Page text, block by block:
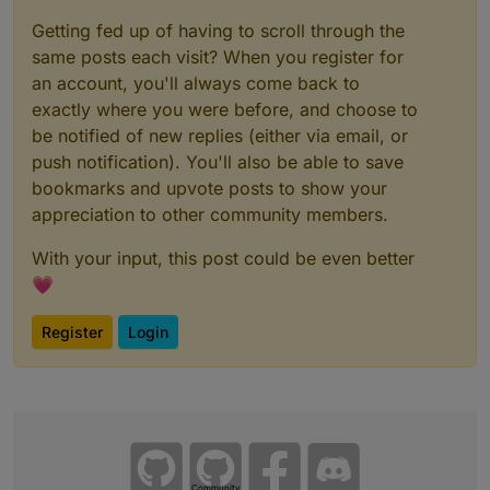
Der grüne Balken ganz unten im Diagramm
zeigt an, wann E3DC von extern gesteuert
wurde, also vom Skript.
Bei stark schwankender PV-Leistung oder
wenn die PV-Leistung geringer ist als die
berechnete Ladeleistung wir die Regelung
E3DC überlassen, da man mit einem Skript von
schnell reagieren kann.
Du kannst ja mal bei dir auch die Objekt-ID
e3dc-rscp.0.EMS.STATUS_7
Getting fed up of having to scroll through the
same posts each visit? When you register for
an account, you'll always come back to
exactly where you were before, and choose to
be notified of new replies (either via email, or
push notification). You'll also be able to save
bookmarks and upvote posts to show your
appreciation to other community members.
With your input, this post could be even better
💗
Register Login